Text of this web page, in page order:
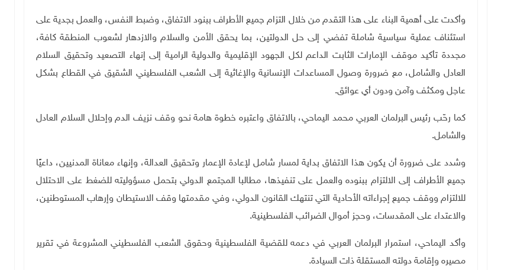
وأكدت على أهمية البناء على هذا التقدم من خلال التزام جميع الأطراف ببنود الاتفاق، وضبط النفس، والعمل بجدية على
استئناف عملية سياسية شاملة تفضي إلى حل الدولتين، بما يحقق الأمن والسلام والازدهار لشعوب المنطقة كافة،
مجددة تأكيد موقف الإمارات الثابت الداعم لكل الجهود الإقليمية والدولية الرامية إلى إنهاء التصعيد وتحقيق السلام
العادل والشامل، مع ضرورة وصول المساعدات الإنسانية والإغاثية إلى الشعب الفلسطيني الشقيق في القطاع بشكل
عاجل ومكثف وآمن ودون أي عوائق.
كما رحّب رئيس البرلمان العربي محمد اليماحي، بالاتفاق واعتبره خطوة هامة نحو وقف نزيف الدم وإحلال السلام العادل
والشامل.
وشدد على ضرورة أن يكون هذا الاتفاق بداية لمسار شامل لإعادة الإعمار وتحقيق العدالة، وإنهاء معاناة المدنيين، داعيًا
جميع الأطراف إلى الالتزام ببنوده والعمل على تنفيذها، مطالبا المجتمع الدولي بتحمل مسؤوليته للضغط على الاحتلال
للالتزام ووقف جميع إجراءاته الأحادية التي تنتهك القانون الدولي، وفي مقدمتها وقف الاستيطان وإرهاب المستوطنين،
والاعتداء على المقدسات، وحجز أموال الضرائب الفلسطينية.
وأكد اليماحي، استمرار البرلمان العربي في دعمه للقضية الفلسطينية وحقوق الشعب الفلسطيني المشروعة في تقرير
مصيره وإقامة دولته المستقلة ذات السيادة.